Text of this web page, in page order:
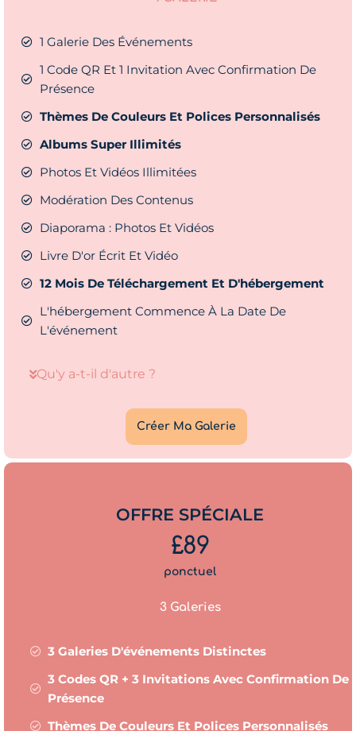
1 Galerie Des Événements
1 Code QR Et 1 Invitation Avec Confirmation De
Présence
Thèmes De Couleurs Et Polices Personnalisés
Albums Super Illimités
Photos Et Vidéos Illimitées
Modération Des Contenus
Diaporama : Photos Et Vidéos
Livre D'or Écrit Et Vidéo
12 Mois De Téléchargement Et D'hébergement
L'hébergement Commence À La Date De
L'événement
Qu'y a-t-il d'autre ?
Créer Ma Galerie
OFFRE SPÉCIALE
£89
ponctuel
3 Galeries
3 Galeries D'événements Distinctes
3 Codes QR + 3 Invitations Avec Confirmation De
Présence
Thèmes De Couleurs Et Polices Personnalisés